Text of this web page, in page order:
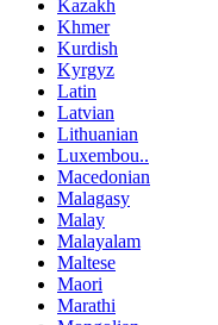
Kazakh
Khmer
Kurdish
Kyrgyz
Latin
Latvian
Lithuanian
Luxembou..
Macedonian
Malagasy
Malay
Malayalam
Maltese
Maori
Marathi